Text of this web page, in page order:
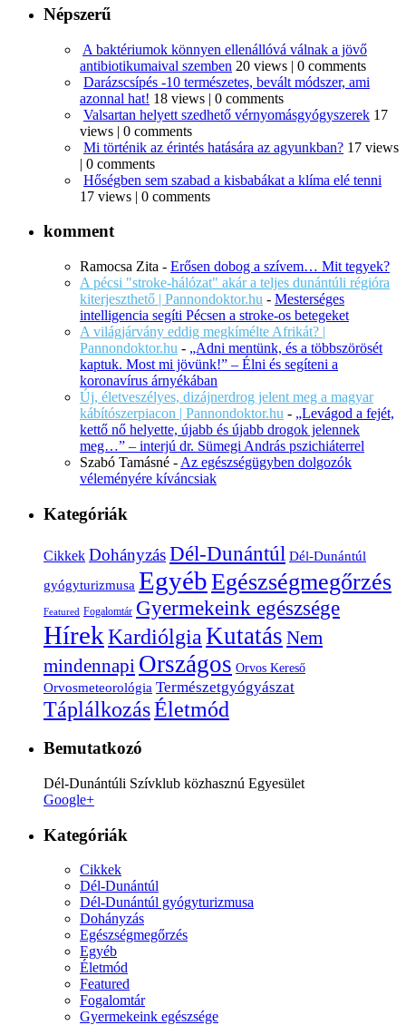
Népszerű
A baktériumok könnyen ellenállóvá válnak a jövő
antibiotikumaival szemben 20 views | 0 comments
Darázscsípés -10 természetes, bevált módszer, ami
azonnal hat! 18 views | 0 comments
Valsartan helyett szedhető vérnyomásgyógyszerek 17
views | 0 comments
Mi történik az érintés hatására az agyunkban? 17 views
| 0 comments
Hőségben sem szabad a kisbabákat a klíma elé tenni
17 views | 0 comments
komment
Ramocsa Zita - Erősen dobog a szívem… Mit tegyek?
A pécsi "stroke-hálózat" akár a teljes dunántúli régióra
kiterjeszthető | Pannondoktor.hu - Mesterséges
intelligencia segíti Pécsen a stroke-os betegeket
A világjárvány eddig megkímélte Afrikát? |
Pannondoktor.hu - „Adni mentünk, és a többszörösét
kaptuk. Most mi jövünk!” – Élni és segíteni a
koronavírus árnyékában
Új, életveszélyes, dizájnerdrog jelent meg a magyar
kábítószerpiacon | Pannondoktor.hu - „Levágod a fejét,
kettő nő helyette, újabb és újabb drogok jelennek
meg…” – interjú dr. Sümegi András pszichiáterrel
Szabó Tamásné - Az egészségügyben dolgozók
véleményére kíváncsiak
Kategóriák
Cikkek DohányzásDél-Dunántúl Dél-Dunántúl
gyógyturizmusa EgyébEgészségmegőrzés
Featured Fogalomtár Gyermekeink egészsége
HírekKardiólgia Kutatás Nem
mindennapi Országos Orvos Kereső
Orvosmeteorológia Természetgyógyászat
TáplálkozásÉletmód
Bemutatkozó
Dél-Dunántúli Szívklub közhasznú Egyesület
Google+
Kategóriák
Cikkek
Dél-Dunántúl
Dél-Dunántúl gyógyturizmusa
Dohányzás
Egészségmegőrzés
Egyéb
Életmód
Featured
Fogalomtár
Gyermekeink egészsége